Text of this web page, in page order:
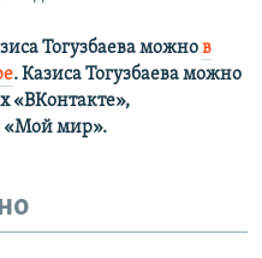
Тогузбаева можнов
.Казиса Тогузбаева можно
«ВКонтакте»,
«Мой мир».